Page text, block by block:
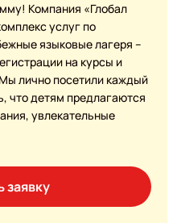
Компания «Глобал
услуг по
языковые лагеря –
на курсы и
лично посетили каждый
что детям предлагаются
увлекательные
заявку